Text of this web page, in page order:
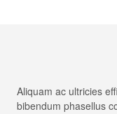
Aliquam ac ultricies
bibendum phasellus